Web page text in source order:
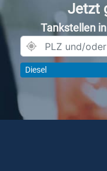
Jetzt
Tankstellen
Diesel